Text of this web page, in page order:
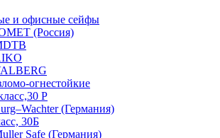
и офисные сейфы
(Россия)
огнестойкие
Р
(Германия)
30Б
Safe (Германия)